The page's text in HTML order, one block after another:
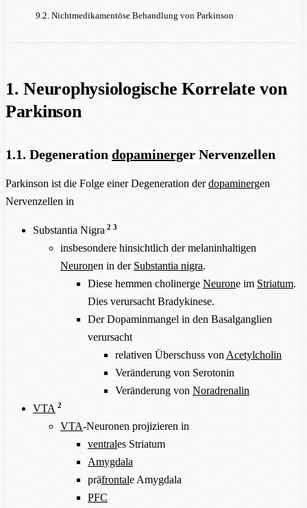
9.2. Nichtmedikamentöse Behandlung von Parkinson
1. Neurophysiologische Korrelate von
Parkinson
1.1. Degeneration dopaminerger Nervenzellen
Parkinson ist die Folge einer Degeneration derdopaminergen
Nervenzellen in
Substantia Nigra 2 3
insbesondere hinsichtlich der melaninhaltigen
Neuronen in der Substantia nigra.
Diese hemmen cholinerge Neurone im Striatum.
Dies verursacht Bradykinese.
Der Dopaminmangel in den Basalganglien
verursacht
relativen Überschuss von Acetylcholin
Veränderung von Serotonin
Veränderung von Noradrenalin
VTA 2
VTA-Neuronen projizieren in
ventrales Striatum
Amygdala
präfrontale Amygdala
PFC